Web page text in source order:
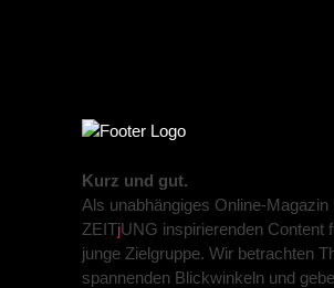
Kurz und gut.
Als unabhängiges Online-Magazin
ZEITjUNG inspirierenden Content
junge Zielgruppe. Wir betrachten
spannenden Blickwinkeln und